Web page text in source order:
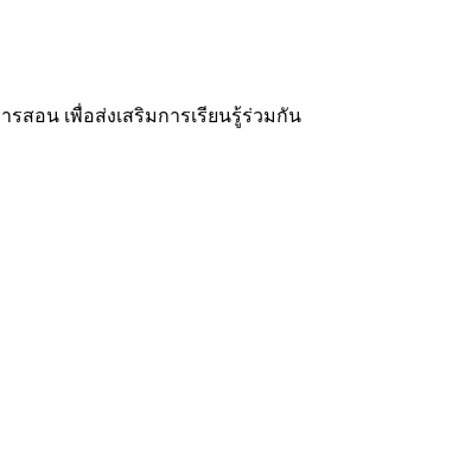
สอน เพื่อส่งเสริมการเรียนรู้ร่วมกัน